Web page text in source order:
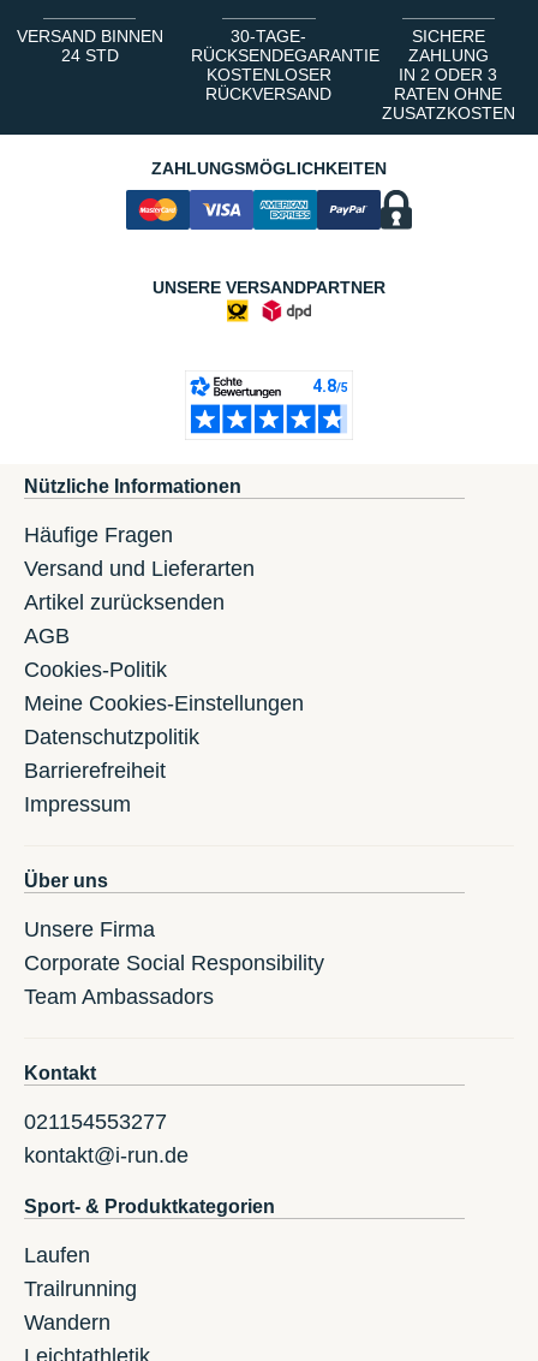
VERSAND BINNEN
24 STD
30-TAGE-
RÜCKSENDEGARANTIE
KOSTENLOSER
RÜCKVERSAND
SICHERE
ZAHLUNG
IN 2 ODER 3
RATEN OHNE
ZUSATZKOSTEN
ZAHLUNGSMÖGLICHKEITEN
UNSERE VERSANDPARTNER
Nützliche Informationen
Häufige Fragen
Versand und Lieferarten
Artikel zurücksenden
AGB
Cookies-Politik
Meine Cookies-Einstellungen
Datenschutzpolitik
Barrierefreiheit
Impressum
Über uns
Unsere Firma
Corporate Social Responsibility
Team Ambassadors
Kontakt
021154553277
kontakt@i-run.de
Sport- & Produktkategorien
Laufen
Trailrunning
Wandern